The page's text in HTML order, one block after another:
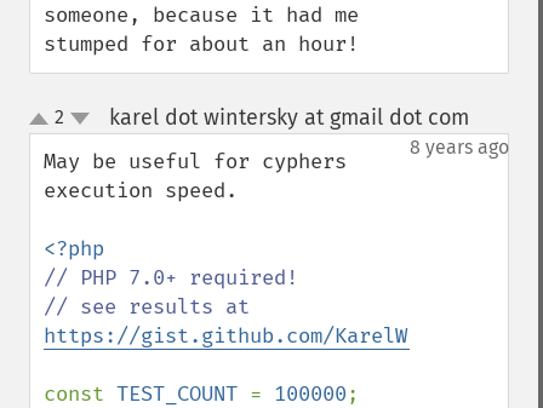
someone, because it had me
stumped for about an hour!
up
down
2 karel dot wintersky at gmail dot com
8 years ago
May be useful for cyphers
execution speed.
// PHP 7.0+ required!
https://gist.github.com/KarelWintersky/
const TEST_COUNT = 100000;